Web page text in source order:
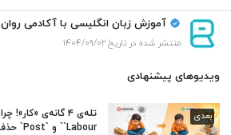
آموزش زبان انگلیسی با آکادمی روان
منتشر شده در تاریخ ۱۴۰۴/۰۹/۰۲
ویدیوهای پیشنهادی
بعدی
`Labour` و `Post` حذف شدن؟